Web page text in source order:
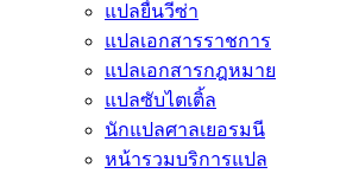
แปลยื่นวีซ่า
แปลเอกสารราชการ
แปลเอกสารกฎหมาย
แปลซับไตเติ้ล
นักแปลศาลเยอรมนี
หน้ารวมบริการแปล